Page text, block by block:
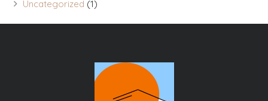
Uncategorized (1)